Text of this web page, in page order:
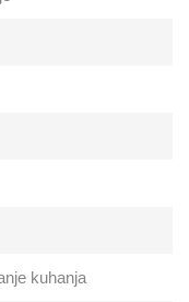
kuhanja